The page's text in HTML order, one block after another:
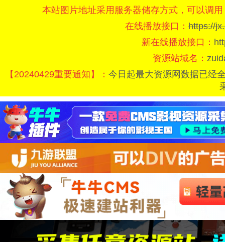
本站图片地址采用服务器储存方式，可以调
在线播放接口：https://
新在线播放接口：
资源站域名：
【20240429重要通知】： 今日起最大资源网数据已经